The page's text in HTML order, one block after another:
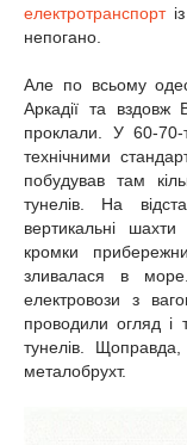
електротранспорт
непогано.
Але по всьому
Аркадії та вздовж
проклали. У 60-70-
технічними
побудував там
тунелів. На
вертикальні
кромки
зливалася в
електровози з
проводили огляд і
тунелів.
металобрухт.